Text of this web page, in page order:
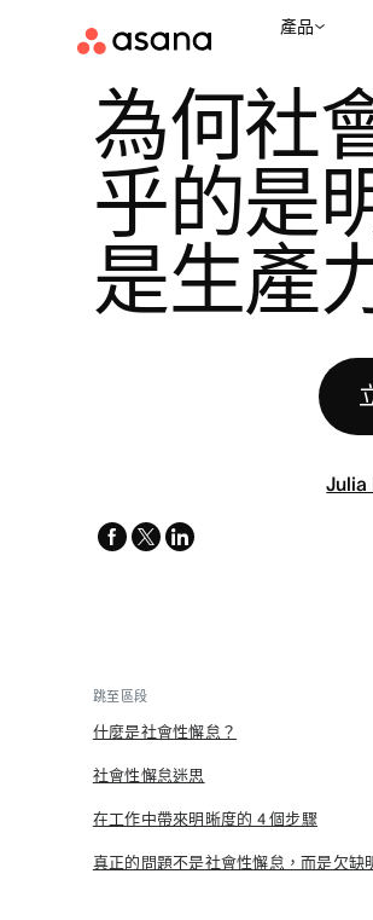
產品
為何社
乎的是
是生產
Julia
facebook
x-
linkedin
跳至區段
什麼是社會性懈怠？
社會性懈怠迷思
在工作中帶來明晰度的 4 個步驟
真正的問題不是社會性懈怠，而是欠缺